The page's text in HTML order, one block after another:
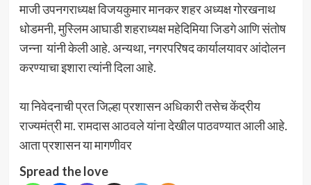
माजी उपनगराध्यक्ष विजयकुमार मानकर शहर अध्यक्ष गोरखनाथ
धोडमनी, मुस्लिम आघाडी शहराध्यक्ष महेदिमिया जिडगे आणि संतोष
जन्ना यांनी केली आहे. अन्यथा, नगरपरिषद कार्यालयावर आंदोलन
करण्याचा इशारा त्यांनी दिला आहे.
या निवेदनाची प्रत जिल्हा प्रशासन अधिकारी तसेच केंद्रीय
राज्यमंत्री मा. रामदास आठवले यांना देखील पाठवण्यात आली आहे.
आता प्रशासन या मागणीवर
Spread the love